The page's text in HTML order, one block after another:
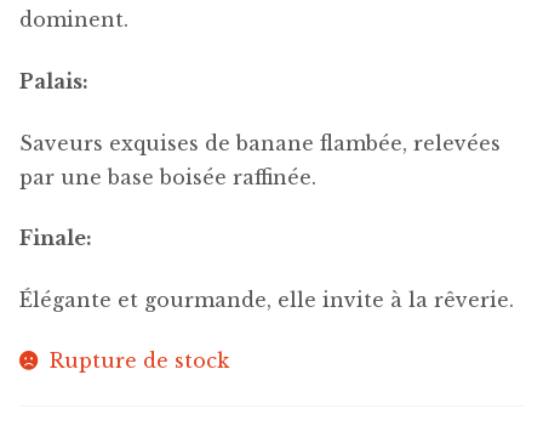
dominent.
Palais:
Saveurs exquises de banane flambée, relevées
par une base boisée raffinée.
Finale:
Élégante et gourmande, elle invite à la rêverie.
Rupture de stock